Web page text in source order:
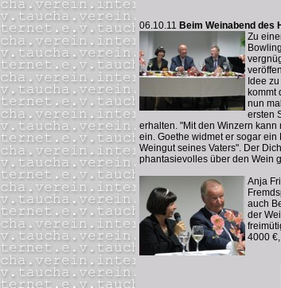
06.10.11 Beim Weinabend des
Zu
Idee
kommt
nun
ersten
erhalten. "Mit den Winzern
ein. Goethe widmet er sogar
Weingut seines Vaters". Der
phantasievolles über den Wein
Anja
auch
der
4000